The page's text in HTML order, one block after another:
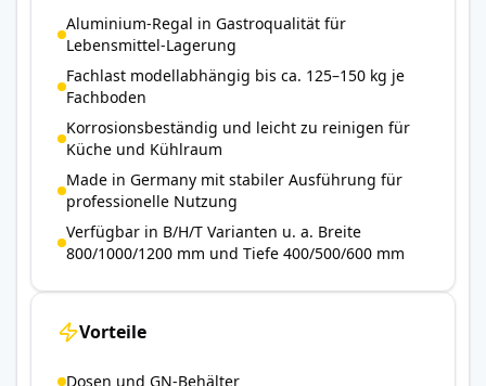
Aluminium-Regal in Gastroqualität für
Lebensmittel-Lagerung
Fachlast modellabhängig bis ca. 125–150 kg je
Fachboden
Korrosionsbeständig und leicht zu reinigen für
Küche und Kühlraum
Made in Germany mit stabiler Ausführung für
professionelle Nutzung
Verfügbar in B/H/T Varianten u. a. Breite
800/1000/1200 mm und Tiefe 400/500/600 mm
Vorteile
Dosen und GN-Behälter